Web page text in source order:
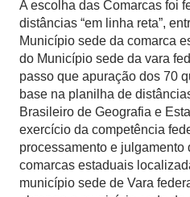
A escolha das Comarcas foi
distâncias “em linha reta”,
Município sede da comarca
do Município sede da vara
passo que apuração dos 70
base na planilha de
Brasileiro de Geografia e
exercício da competência
processamento e julgamento
comarcas estaduais
município sede de Vara